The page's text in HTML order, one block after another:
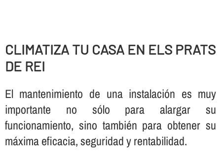
CLIMATIZA TU CASA EN ELS PRATS
DE REI
El mantenimiento de una instalación es muy
importante no sólo para alargar su
funcionamiento, sino también para obtener su
máxima eficacia, seguridad y rentabilidad.